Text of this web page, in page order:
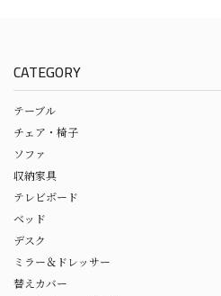
CATEGORY
テーブル
チェア・椅子
ソファ
収納家具
テレビボード
ベッド
デスク
ミラー＆ドレッサー
替えカバー